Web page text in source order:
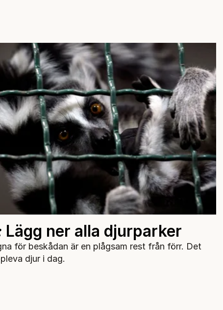
Lägg ner alla djurparker
för beskådan är en plågsam rest från förr. Det
djur i dag.